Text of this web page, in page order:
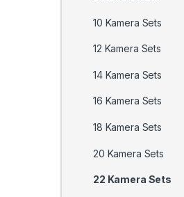
10 Kamera Sets
12 Kamera Sets
14 Kamera Sets
16 Kamera Sets
18 Kamera Sets
20 Kamera Sets
22 Kamera Sets